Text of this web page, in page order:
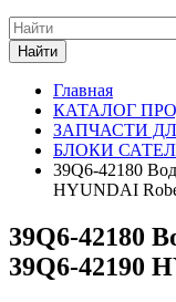
Найти
Главная
КАТАЛОГ
ЗАПЧАСТИ
БЛОКИ
39Q6-42180
HYUNDAI
39Q6-42180
39Q6-42190